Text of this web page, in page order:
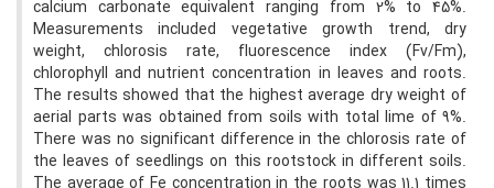
calcium carbonate equivalent ranging from 2% to 45%.
Measurements included vegetative growth trend, dry
weight, chlorosis rate, fluorescence index (Fv/Fm),
chlorophyll and nutrient concentration in leaves and roots.
The results showed that the highest average dry weight of
aerial parts was obtained from soils with total lime of 9%.
There was no significant difference in the chlorosis rate of
the leaves of seedlings on this rootstock in different soils.